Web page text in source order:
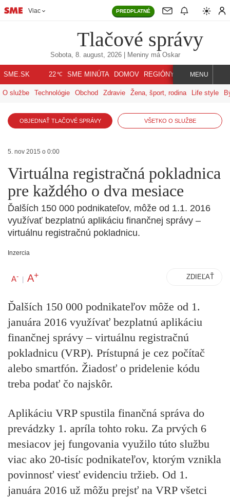
Viac PREDPLATNÉ
Tlačové správy
Sobota, 8. august, 2026| Meniny má Oskar
SME.SK 22℃ SME MINÚTA DOMOV REGIÓNY INDEX SVET
MENU
O službe Technológie Obchod Zdravie Žena, šport, rodina Life style
OBJEDNAŤ TLAČOVÉ SPRÁVY VŠETKO O SLUŽBE
5. nov 2015 o 0:00
Virtuálna registračná pokladnica
pre každého o dva mesiace
Ďalších 150 000 podnikateľov, môže od 1.1. 2016
využívať bezplatnú aplikáciu finančnej správy –
virtuálnu registračnú pokladnicu.
Inzercia
A- | A+ ZDIEĽAŤ
Ďalších 150 000 podnikateľov môže od 1.
januára 2016 využívať bezplatnú aplikáciu
finančnej správy – virtuálnu registračnú
pokladnicu (VRP). Prístupná je cez počítač
alebo smartfón. Žiadosť o pridelenie kódu
treba podať čo najskôr.
Aplikáciu VRP spustila finančná správa do
prevádzky 1. apríla tohto roku. Za prvých 6
mesiacov jej fungovania využilo túto službu
viac ako 20-tisíc podnikateľov, ktorým vznikla
povinnosť viesť evidenciu tržieb. Od 1.
januára 2016 už môžu prejsť na VRP všetci